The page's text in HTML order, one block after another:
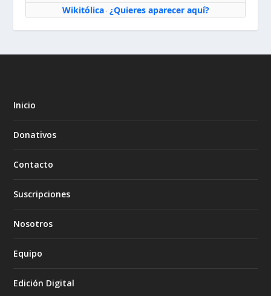
Wikitólica· ¿Quieres aparecer aquí?
Inicio
Donativos
Contacto
Suscripciones
Nosotros
Equipo
Edición Digital